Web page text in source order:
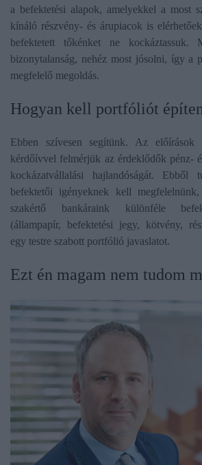
a befektetési alapok, amelyekkel a most
kínáló részvény- és árupiacok is
befektetett tőkénket ne kockáztassuk.
bizonytalanság, nehéz most jósolni, így a
megfelelő megoldás.
​Hogyan kell portfóliót
Ebben szívesen segítünk. Az előírások
kérdőívvel felmérjük az érdeklődők pénz-
kockázatvállalási hajlandóságát.
befektetői igényeknek kell
szakértő bankáraink különféle
(állampapír, befektetési jegy, kötvény,
egy testre szabott portfólió javaslatot.
​Ezt én magam nem tudom